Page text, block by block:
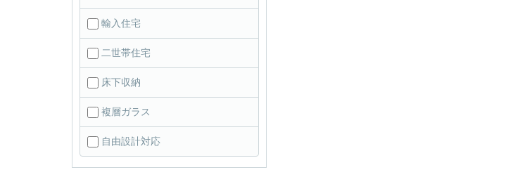
輸入住宅
二世帯住宅
床下収納
複層ガラス
自由設計対応